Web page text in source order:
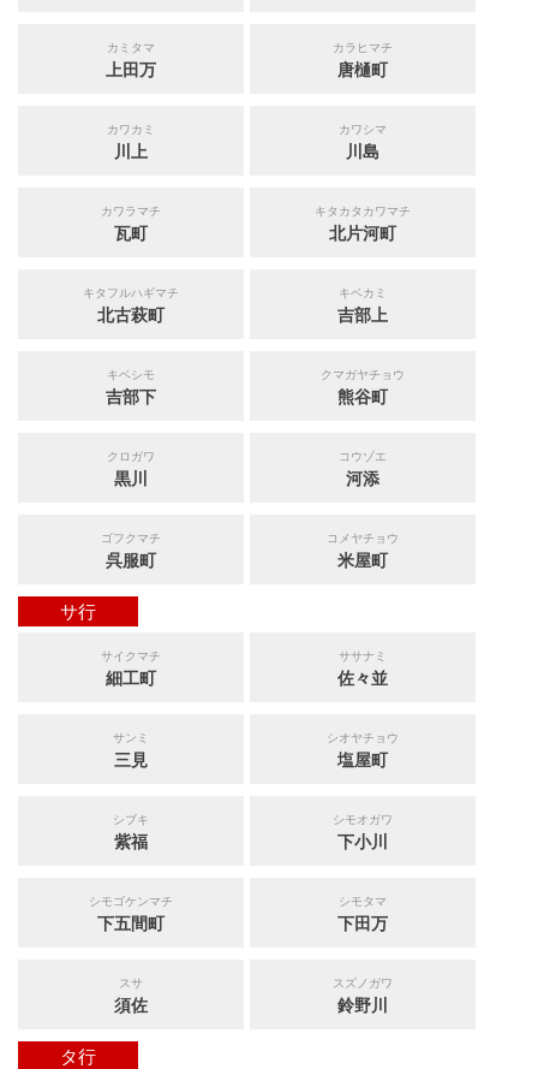
カミタマ
上田万
カラヒマチ
唐樋町
カワカミ
川上
カワシマ
川島
カワラマチ
瓦町
キタカタカワマチ
北片河町
キタフルハギマチ
北古萩町
キベカミ
吉部上
キベシモ
吉部下
クマガヤチョウ
熊谷町
クロガワ
黒川
コウゾエ
河添
ゴフクマチ
呉服町
コメヤチョウ
米屋町
サ行
サイクマチ
細工町
ササナミ
佐々並
サンミ
三見
シオヤチョウ
塩屋町
シブキ
紫福
シモオガワ
下小川
シモゴケンマチ
下五間町
シモタマ
下田万
スサ
須佐
スズノガワ
鈴野川
タ行